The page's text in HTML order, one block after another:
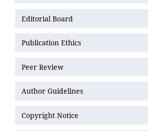
Editorial Board
Publication Ethics
Peer Review
Author Guidelines
Copyright Notice